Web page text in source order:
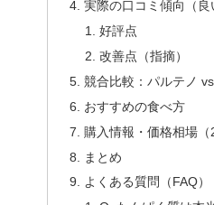
実際の口コミ傾向（良
好評点
改善点（指摘）
競合比較：パルテノ
おすすめの食べ方
購入情報・価格相場（
まとめ
よくある質問（FAQ）